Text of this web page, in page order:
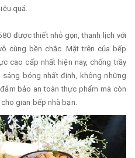
quả.
được thiết nhỏ gọn, thanh lịch với
cùng bền chắc. Mặt trên của bếp
cao cấp nhất hiện nay, chống trầy
bóng nhất định, không những
bảo an toàn thực phẩm mà còn
gian bếp nhà bạn.